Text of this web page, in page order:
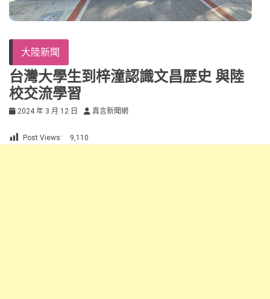
大陸新聞
台灣大學生到梓潼認識文昌歷史 與陸
校交流學習
2024 年 3 月 12 日 真言新聞網
Post Views: 9,110